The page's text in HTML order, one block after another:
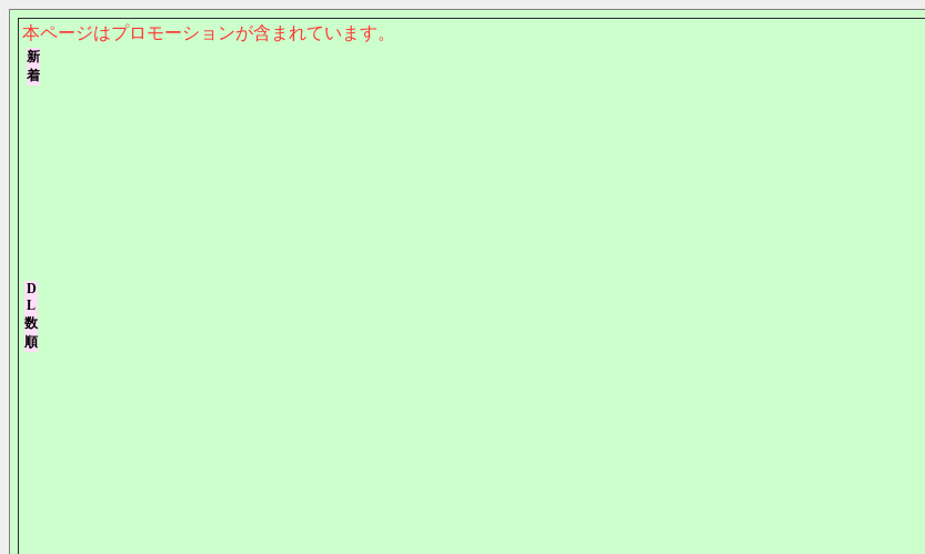
本ページはプロモーションが含まれています。